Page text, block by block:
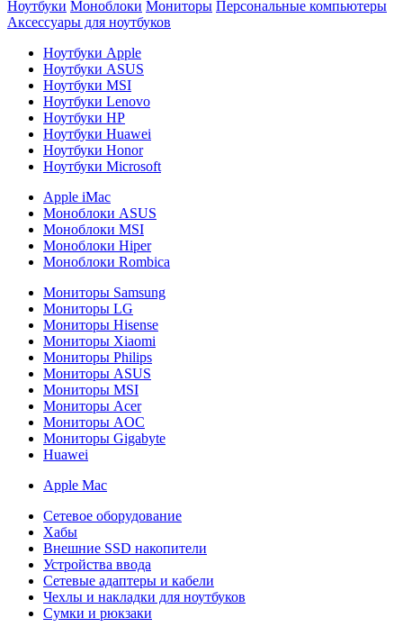
Ноутбуки Моноблоки Мониторы Персональные компьютеры
Аксессуары для ноутбуков
Ноутбуки Apple
Ноутбуки ASUS
Ноутбуки MSI
Ноутбуки Lenovo
Ноутбуки HP
Ноутбуки Huawei
Ноутбуки Honor
Ноутбуки Microsoft
Apple iMac
Моноблоки ASUS
Моноблоки MSI
Моноблоки Hiper
Моноблоки Rombica
Мониторы Samsung
Мониторы LG
Мониторы Hisense
Мониторы Xiaomi
Мониторы Philips
Мониторы ASUS
Мониторы MSI
Мониторы Acer
Мониторы AOC
Мониторы Gigabyte
Huawei
Apple Mac
Сетевое оборудование
Хабы
Внешние SSD накопители
Устройства ввода
Сетевые адаптеры и кабели
Чехлы и накладки для ноутбуков
Сумки и рюкзаки